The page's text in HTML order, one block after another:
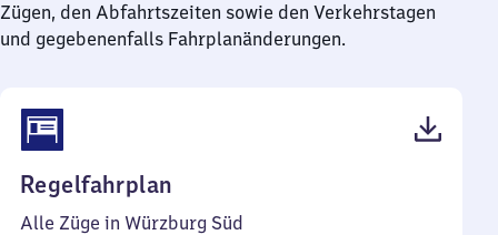
Zügen, den Abfahrtszeiten sowie den Verkehrstagen
und gegebenenfalls Fahrplanänderungen.
Regelfahrplan
54
Alle Züge in Würzburg Süd